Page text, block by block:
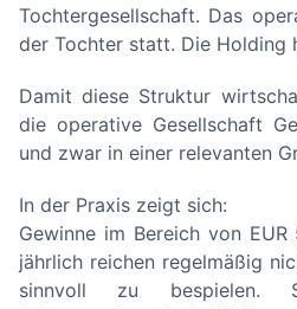
Tochtergesellschaft. Das
der Tochter statt. Die Holding
Damit diese Struktur
die operative Gesellschaft
und zwar in einer relevanten
In der Praxis zeigt sich:
Gewinne im Bereich von
jährlich reichen regelmäßig
sinnvoll zu bespielen.